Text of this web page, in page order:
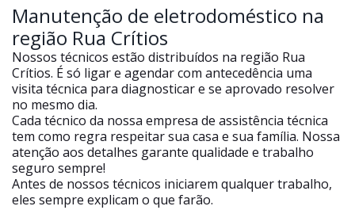
Manutenção de eletrodoméstico na
região Rua Crítios
Nossos técnicos estão distribuídos na região Rua
Crítios. É só ligar e agendar com antecedência uma
visita técnica para diagnosticar e se aprovado resolver
no mesmo dia.
Cada técnico da nossa empresa de assistência técnica
tem como regra respeitar sua casa e sua família. Nossa
atenção aos detalhes garante qualidade e trabalho
seguro sempre!
Antes de nossos técnicos iniciarem qualquer trabalho,
eles sempre explicam o que farão.